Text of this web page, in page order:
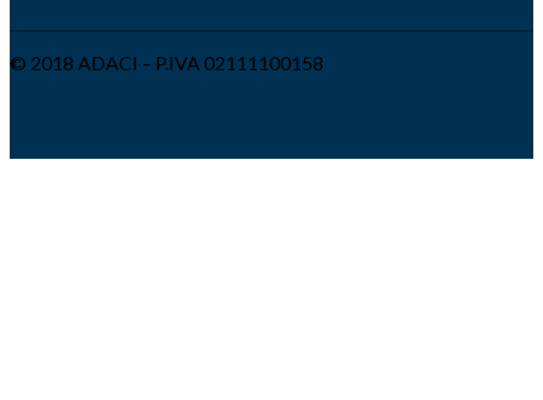
© 2018 ADACI – P.IVA 02111100158